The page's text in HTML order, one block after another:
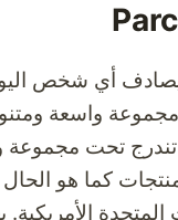
يصادف أي شخص
مجموعة واسعة
تندرج تحت مجموعة
كما هو
المتحدة الأمريكية.